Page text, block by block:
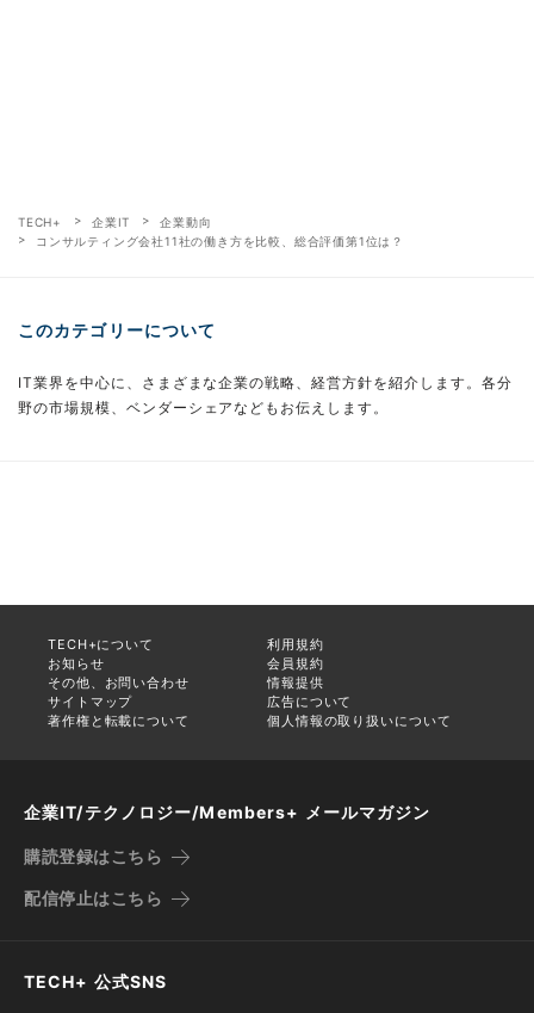
TECH+ 企業IT
企業動向
コンサルティング会社11社の働き方を比較、総合評価第1位は？
このカテゴリーについて
IT業界を中心に、さまざまな企業の戦略、経営方針を紹介します。各分
野の市場規模、ベンダーシェアなどもお伝えします。
TECH+について
利用規約
お知らせ
会員規約
その他、お問い合わせ
情報提供
サイトマップ
広告について
著作権と転載について
個人情報の取り扱いについて
企業IT/テクノロジー/Members+ メールマガジン
購読登録はこちら
配信停止はこちら
TECH+ 公式SNS